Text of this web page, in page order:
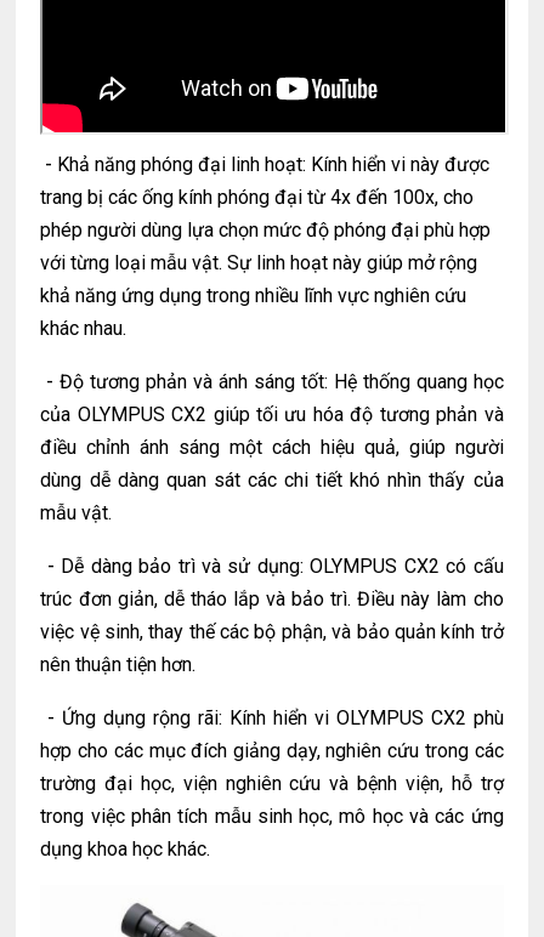
- Khả năng phóng đại linh hoạt: Kính hiển vi này được
trang bị các ống kính phóng đại từ 4x đến 100x, cho
phép người dùng lựa chọn mức độ phóng đại phù hợp
với từng loại mẫu vật. Sự linh hoạt này giúp mở rộng
khả năng ứng dụng trong nhiều lĩnh vực nghiên cứu
khác nhau.
- Độ tương phản và ánh sáng tốt: Hệ thống quang học
của OLYMPUS CX2 giúp tối ưu hóa độ tương phản và
điều chỉnh ánh sáng một cách hiệu quả, giúp người
dùng dễ dàng quan sát các chi tiết khó nhìn thấy của
mẫu vật.
- Dễ dàng bảo trì và sử dụng: OLYMPUS CX2 có cấu
trúc đơn giản, dễ tháo lắp và bảo trì. Điều này làm cho
việc vệ sinh, thay thế các bộ phận, và bảo quản kính trở
nên thuận tiện hơn.
- Ứng dụng rộng rãi: Kính hiển vi OLYMPUS CX2 phù
hợp cho các mục đích giảng dạy, nghiên cứu trong các
trường đại học, viện nghiên cứu và bệnh viện, hỗ trợ
trong việc phân tích mẫu sinh học, mô học và các ứng
dụng khoa học khác.